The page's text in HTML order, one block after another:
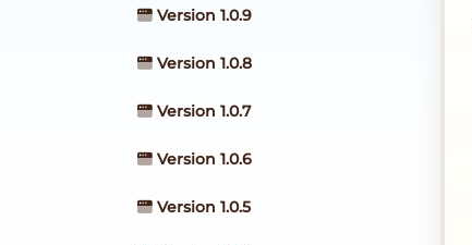
Version 1.0.9
Version 1.0.8
Version 1.0.7
Version 1.0.6
Version 1.0.5